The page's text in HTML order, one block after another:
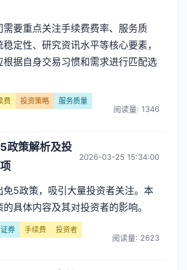
需要重点关注手续费费率、服务质
定性、研究资讯水平等核心要素，
根据自身交易习惯和需求进行匹配选
费 投资策略
服务质量
阅读量: 1346
政策解析及投
2026-03-25 15:34:00
免5政策，吸引大量投资者关注。本
具体内容及其对投资者的影响。
券 手续费
投资者
阅读量: 2623